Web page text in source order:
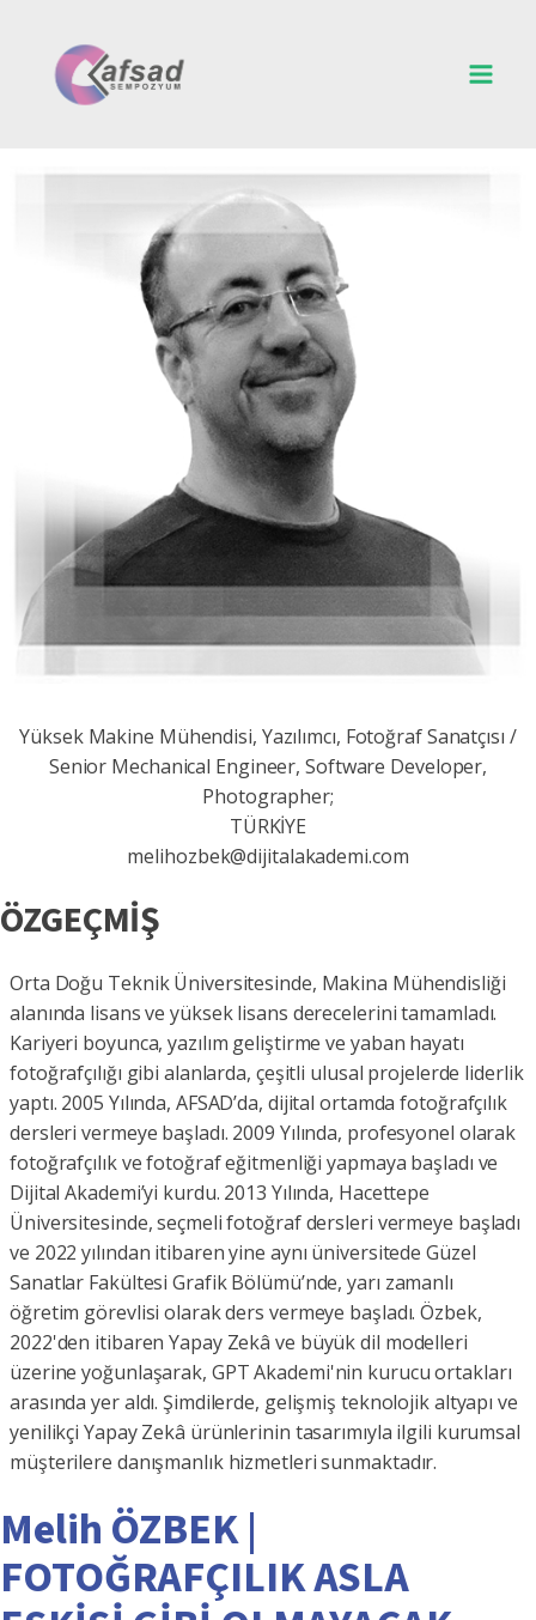
Yüksek Makine Mühendisi, Yazılımcı, Fotoğraf Sanatçısı /
Senior Mechanical Engineer, Software Developer,
Photographer;
TÜRKİYE
melihozbek@dijitalakademi.com
ÖZGEÇMİŞ
Orta Doğu Teknik Üniversitesinde, Makina Mühendisliği
alanında lisans ve yüksek lisans derecelerini tamamladı.
Kariyeri boyunca, yazılım geliştirme ve yaban hayatı
fotoğrafçılığı gibi alanlarda, çeşitli ulusal projelerde liderlik
yaptı. 2005 Yılında, AFSAD’da, dijital ortamda fotoğrafçılık
dersleri vermeye başladı. 2009 Yılında, profesyonel olarak
fotoğrafçılık ve fotoğraf eğitmenliği yapmaya başladı ve
Dijital Akademi’yi kurdu. 2013 Yılında, Hacettepe
Üniversitesinde, seçmeli fotoğraf dersleri vermeye başladı
ve 2022 yılından itibaren yine aynı üniversitede Güzel
Sanatlar Fakültesi Grafik Bölümü’nde, yarı zamanlı
öğretim görevlisi olarak ders vermeye başladı. Özbek,
2022'den itibaren Yapay Zekâ ve büyük dil modelleri
üzerine yoğunlaşarak, GPT Akademi'nin kurucu ortakları
arasında yer aldı. Şimdilerde, gelişmiş teknolojik altyapı ve
yenilikçi Yapay Zekâ ürünlerinin tasarımıyla ilgili kurumsal
müşterilere danışmanlık hizmetleri sunmaktadır.
Melih ÖZBEK |
FOTOĞRAFÇILIK ASLA